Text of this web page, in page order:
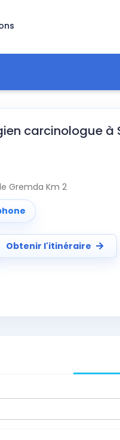
carcinologue à
Gremda Km 2
Obtenir l'itinéraire